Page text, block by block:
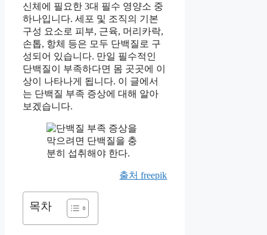
신체에 필요한 3대 필수 영양소 중
하나입니다. 세포 및 조직의 기본
구성 요소로 피부, 근육, 머리카락,
손톱, 항체 등은 모두 단백질로 구
성되어 있습니다. 만일 필수적인
단백질이 부족하다면 몸 곳곳에 이
상이 나타나게 됩니다. 이 글에서
는 단백질 부족 증상에 대해 알아
보겠습니다.
출처 freepik
목차